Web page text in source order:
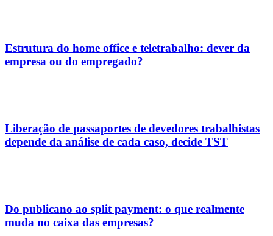
Estrutura do home office e teletrabalho: dever da
empresa ou do empregado?
Liberação de passaportes de devedores trabalhistas
depende da análise de cada caso, decide TST
Do publicano ao split payment: o que realmente
muda no caixa das empresas?